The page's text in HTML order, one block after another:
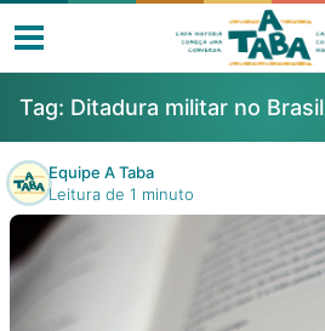
Livros
Tag: Ditadura militar no Brasil
Equipe A Taba
Leitura de 1 minuto